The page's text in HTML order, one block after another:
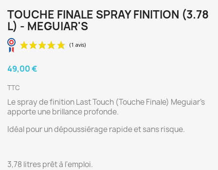
TOUCHE FINALE SPRAY FINITION (3.78
L) - MEGUIAR'S
(1 avis)
49,00 €
TTC
Le spray de finition Last Touch (Touche Finale) Meguiar's
apporte une brillance profonde.
Idéal pour un dépoussiérage rapide et sans risque.
3,78 litres prêt à l'emploi.